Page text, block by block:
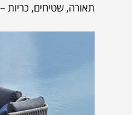
תאורה, שטיחים, כריות